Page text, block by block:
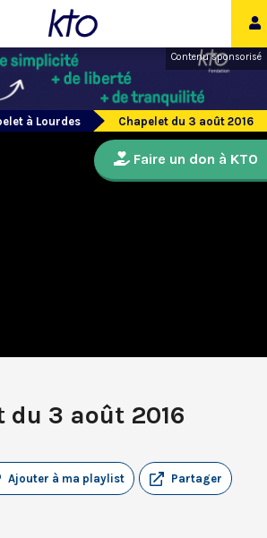
Contenu sponsorisé
à Lourdes Chapelet du 3 août 2016
du 3 août 2016
Partager
Ajouter à ma playlist
Faire un don à KTO